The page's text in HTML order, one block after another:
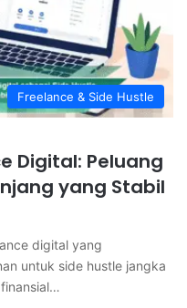
Freelance & Side Hustle
Digital: Peluang
yang Stabil
digital yang
untuk side hustle jangka